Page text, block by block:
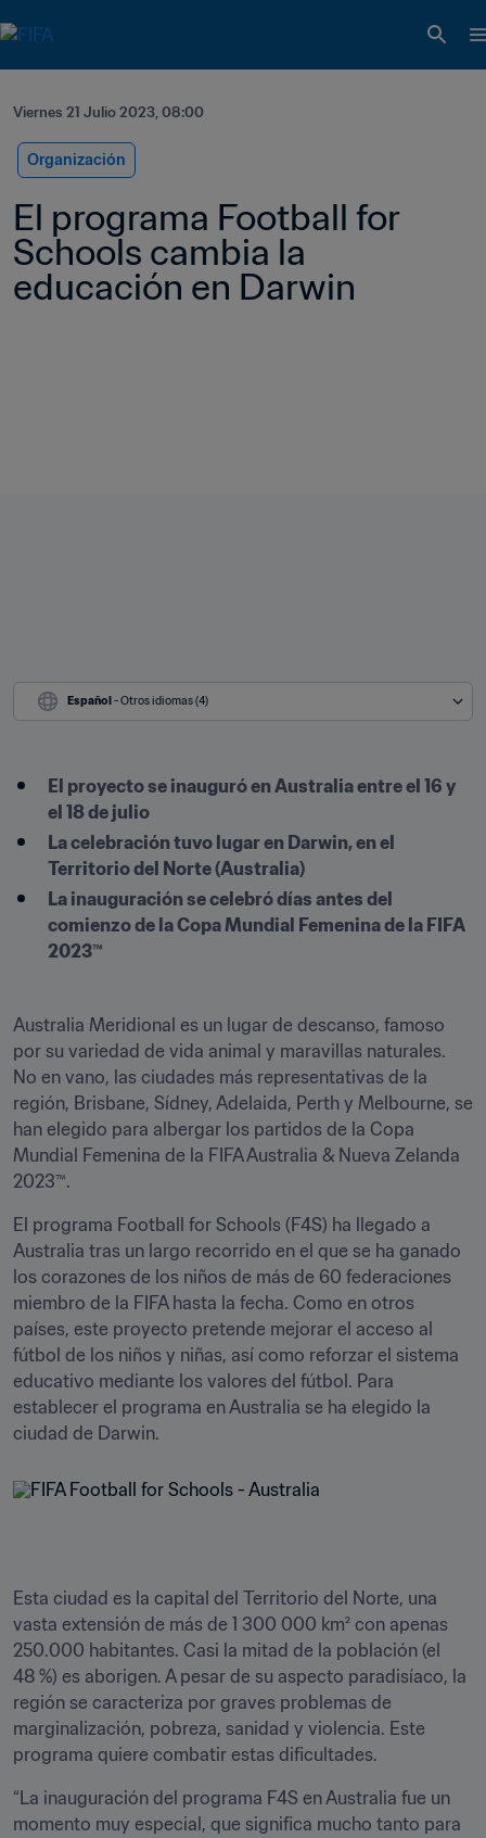
Viernes 21 Julio 2023, 08:00
Organización
El programa Football for
Schools cambia la
educación en Darwin
Español - Otros idiomas (4)
El proyecto se inauguró en Australia entre el 16 y
el 18 de julio
La celebración tuvo lugar en Darwin, en el
Territorio del Norte (Australia)
La inauguración se celebró días antes del
comienzo de la Copa Mundial Femenina de la FIFA
2023™
Australia Meridional es un lugar de descanso, famoso
por su variedad de vida animal y maravillas naturales.
No en vano, las ciudades más representativas de la
región, Brisbane, Sídney, Adelaida, Perth y Melbourne, se
han elegido para albergar los partidos de la Copa
Mundial Femenina de la FIFA Australia & Nueva Zelanda
2023™.
El programa Football for Schools (F4S) ha llegado a
Australia tras un largo recorrido en el que se ha ganado
los corazones de los niños de más de 60 federaciones
miembro de la FIFA hasta la fecha. Como en otros
países, este proyecto pretende mejorar el acceso al
fútbol de los niños y niñas, así como reforzar el sistema
educativo mediante los valores del fútbol. Para
establecer el programa en Australia se ha elegido la
ciudad de Darwin.
Esta ciudad es la capital del Territorio del Norte, una
vasta extensión de más de 1 300 000 km² con apenas
250.000 habitantes. Casi la mitad de la población (el
48 %) es aborigen. A pesar de su aspecto paradisíaco, la
región se caracteriza por graves problemas de
marginalización, pobreza, sanidad y violencia. Este
programa quiere combatir estas dificultades.
“La inauguración del programa F4S en Australia fue un
momento muy especial, que significa mucho tanto para